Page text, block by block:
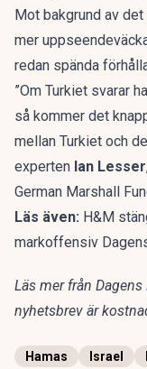
Mot bakgrund av
mer
redan spända
”Om Turkiet svarar
så kommer det
mellan Turkiet och
experten Ian Lesser
German Marshall
Läs även: H&M
markoffensiv
Läs mer från Dagens
nyhetsbrev är
Hamas Israel